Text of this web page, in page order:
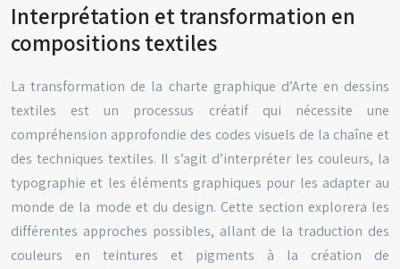
Interprétation et transformation en
compositions textiles
La transformation de la charte graphique d’Arte en dessins
textiles est un processus créatif qui nécessite une
compréhension approfondie des codes visuels de la chaîne et
des techniques textiles. Il s’agit d’interpréter les couleurs, la
typographie et les éléments graphiques pour les adapter au
monde de la mode et du design. Cette section explorera les
différentes approches possibles, allant de la traduction des
couleurs en teintures et pigments à la création de